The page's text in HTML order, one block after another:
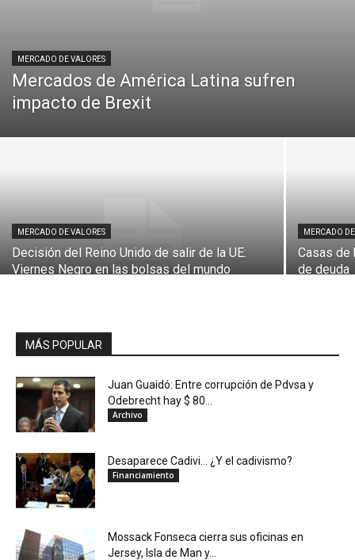
MERCADO DE VALORES
Mercados de América Latina sufren
impacto de Brexit
MERCADO DE VALORES
Decisión del Reino Unido de salir de la UE:
Viernes Negro en las bolsas del mundo
MERCADO
Casas de
de deuda
MÁS POPULAR
Juan Guaidó: Entre corrupción de Pdvsa y
Odebrecht hay $ 80...
Archivo
Desaparece Cadivi… ¿Y el cadivismo?
Financiamiento
Mossack Fonseca cierra sus oficinas en
Jersey, Isla de Man y...